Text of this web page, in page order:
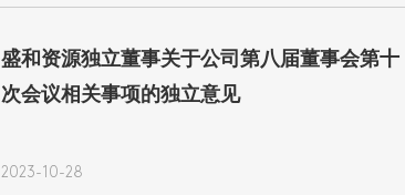
盛和资源独立董事关于公司第八届董事会第十
次会议相关事项的独立意见
2023-10-28